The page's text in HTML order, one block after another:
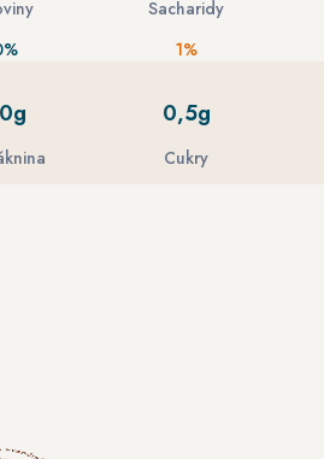
Sacharidy
1%
0g 0,5g
Cukry